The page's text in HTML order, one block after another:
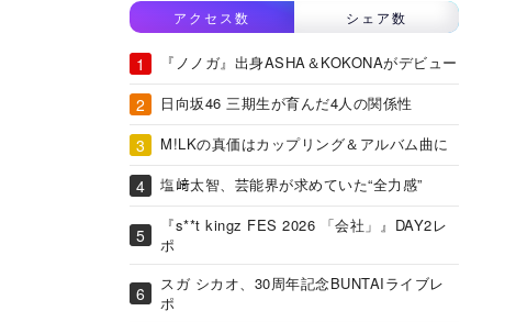
アクセス数 シェア数
『ノノガ』出身ASHA＆KOKONAがデビュー
日向坂46 三期生が育んだ4人の関係性
M!LKの真価はカップリング＆アルバム曲に
塩﨑太智、芸能界が求めていた“全力感”
『s**t kingz FES 2026 「会社」』DAY2レ
ポ
スガ シカオ、30周年記念BUNTAIライブレ
ポ